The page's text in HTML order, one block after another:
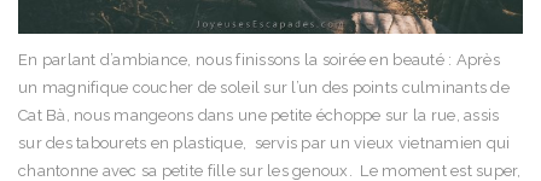
En parlant d’ambiance, nous finissons la soirée en beauté : Après
un magnifique coucher de soleil sur l’un des points culminants de
Cat Bà, nous mangeons dans une petite échoppe sur la rue, assis
sur des tabourets en plastique, servis par un vieux vietnamien qui
chantonne avec sa petite fille sur les genoux. Le moment est super,